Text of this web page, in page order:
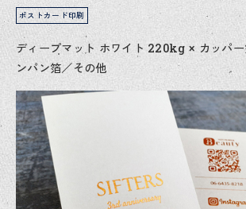
ポストカード印刷
ディープマット ホワイト 220kg × カッパ
ンパン箔／その他